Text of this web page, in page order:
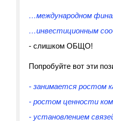
…международном
…инвестиционным
- слишком ОБЩО!
Попробуйте вот эти
- занимается ростом
- ростом ценности
- установлением